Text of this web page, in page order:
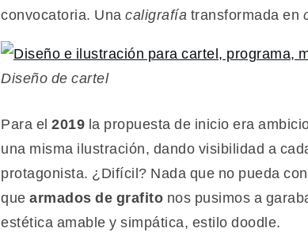
convocatoria. Una caligrafía transformada en
Diseño de cartel
Para el 2019 la propuesta de inicio era
una misma ilustración, dando visibilidad a
protagonista. ¿Difícil? Nada que no pueda
que armados de grafito nos pusimos a
estética amable y simpática, estilo doodle.